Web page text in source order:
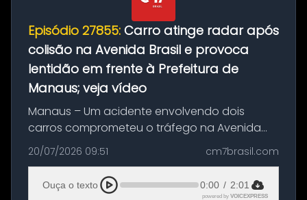
Episódio 27855: Carro atinge radar após
colisão na Avenida Brasil e provoca
lentidão em frente à Prefeitura de
Manaus; veja vídeo
Manaus – Um acidente envolvendo dois
carros comprometeu o tráfego na Avenida
Brasil durante a manhã desta segunda-feira
(20), em frente ao complexo da Prefeitura de
Manaus, na Zona Oeste. A batida ter...
20/07/2026 09:51 cm7brasil.com
Ouça o texto 0:00 / 2:01
powered by VOICEXPRESS